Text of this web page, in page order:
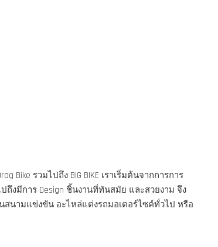
รวมไปถึง BIG BIKE เราเริ่มต้นจากการการ
งมีการ Design ชิ้นงานที่ทันสมัย และสวยงาม จึง
นามแข่งขัน อะไหล่แต่งรถมอเตอร์ไซค์ทั่วไป หรือ